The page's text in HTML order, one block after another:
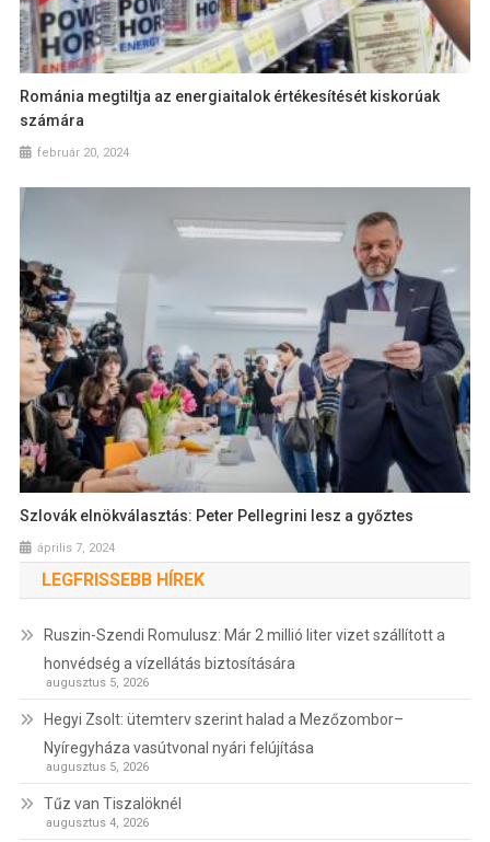
Románia megtiltja az energiaitalok értékesítését kiskorúak
számára
február 20, 2024
Szlovák elnökválasztás: Peter Pellegrini lesz a győztes
április 7, 2024
LEGFRISSEBB HÍREK
Ruszin-Szendi Romulusz: Már 2 millió liter vizet szállított a
honvédség a vízellátás biztosítására
augusztus 5, 2026
Hegyi Zsolt: ütemterv szerint halad a Mezőzombor–
Nyíregyháza vasútvonal nyári felújítása
augusztus 5, 2026
Tűz van Tiszalöknél
augusztus 4, 2026